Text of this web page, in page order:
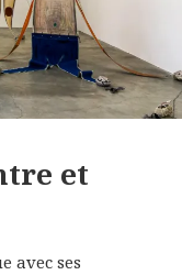
et
avec ses